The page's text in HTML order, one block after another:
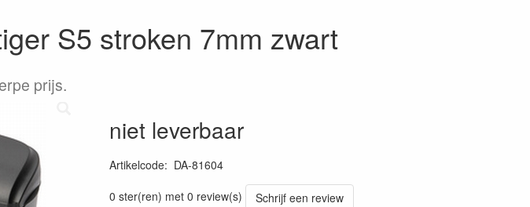
S5 stroken 7mm zwart
prijs.
niet leverbaar
Artikelcode: DA-81604
0 ster(ren) met 0 review(s)
Schrijf een review